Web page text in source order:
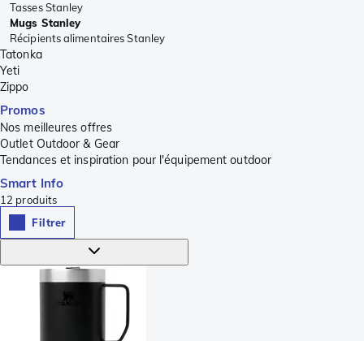
Tasses Stanley
Mugs Stanley
Récipients alimentaires Stanley
Tatonka
Yeti
Zippo
Promos
Nos meilleures offres
Outlet Outdoor & Gear
Tendances et inspiration pour l'équipement outdoor
Smart Info
12 produits
Filtrer